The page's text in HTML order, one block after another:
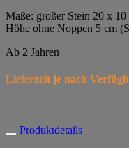
Maße: großer Stein 20 x
Höhe ohne Noppen 5 cm
Ab 2 Jahren
Lieferzeit je nach
Produktdetails